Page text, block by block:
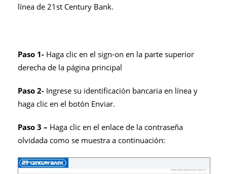
línea de 21st Century Bank.
Paso 1- Haga clic en el sign-on en la parte superior
derecha de la página principal
Paso 2- Ingrese su identificación bancaria en línea y
haga clic en el botón Enviar.
Paso 3 – Haga clic en el enlace de la contraseña
olvidada como se muestra a continuación: